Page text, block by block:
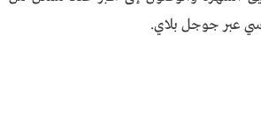
عبر جوجل بلاي.